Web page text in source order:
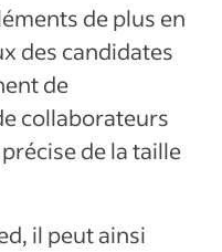
de plus en
des candidates
de
collaborateurs
de la taille
il peut ainsi